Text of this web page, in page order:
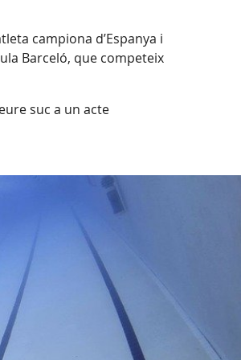
campiona d’Espanya i
Barceló, que competeix
suc a un acte